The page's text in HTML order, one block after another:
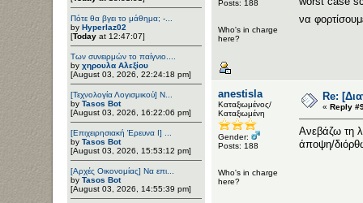
Πότε θα βγει το μάθημα; -...
by Hyperlaz02
[Today at 12:47:07]
Των συνειρμών το παίγνιο....
by χηρουλα Αλεξίου
[August 03, 2026, 22:24:18 pm]
[Τεχνολογία Λογισμικού] Ν...
by Tasos Bot
[August 03, 2026, 16:22:06 pm]
[Επιχειρησιακή Έρευνα Ι] ...
by Tasos Bot
[August 03, 2026, 15:53:12 pm]
[Αρχές Οικονομίας] Να επι...
by Tasos Bot
[August 03, 2026, 14:55:39 pm]
Posts: 188
Who's in charge
here?
να
anestisla
Καταξιωμένος/
Καταξιωμένη
Gender:
Posts: 188
Who's in charge
here?
Re:
« Reply
Ανεβάζω τη
άποψη/